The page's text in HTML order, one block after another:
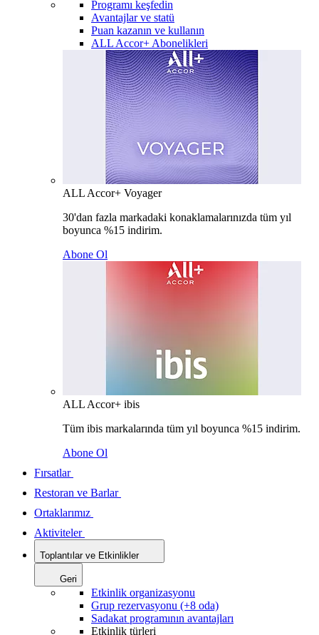
Programı keşfedin
Avantajlar ve statü
Puan kazanın ve kullanın
ALL Accor+ Abonelikleri
ALL Accor+ Voyager
30'dan fazla markadaki konaklamalarınızda tüm yıl
boyunca %15 indirim.
Abone Ol
ALL Accor+ ibis
Tüm ibis markalarında tüm yıl boyunca %15 indirim.
Abone Ol
Fırsatlar
Restoran ve Barlar
Ortaklarımız
Aktiviteler
Toplantılar ve Etkinlikler
Geri
Etkinlik organizasyonu
Grup rezervasyonu (+8 oda)
Sadakat programının avantajları
Etkinlik türleri